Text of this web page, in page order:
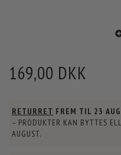
169,00 DKK
RETURRET FREM TIL 23
– PRODUKTER KAN BYTTES
AUGUST.